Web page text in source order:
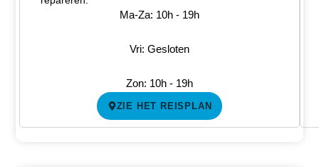
Ma-Za: 10h - 19h
Vri: Gesloten
Zon: 10h - 19h
ZIE HET REISPLAN